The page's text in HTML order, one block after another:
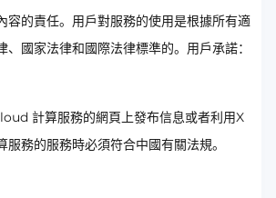
容的責任。用戶對服務的使用是根據所有適
、國家法律和國際法律標準的。用戶承諾：
計算服務的網頁上發布信息或者利用X
務的服務時必須符合中國有關法規。